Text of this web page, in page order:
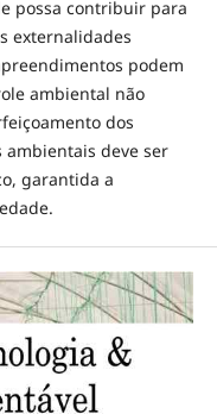
possa contribuir para
externalidades
podem
ambiental não
dos
ambientais deve ser
garantida a